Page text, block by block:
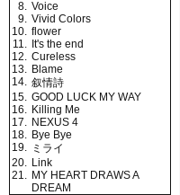
8. Voice
9. Vivid Colors
10. flower
11. It's the end
12. Cureless
13. Blame
14. 叙情詩
15. GOOD LUCK MY WAY
16. Killing Me
17. NEXUS 4
18. Bye Bye
19. ミライ
20. Link
21. MY HEART DRAWS A
DREAM